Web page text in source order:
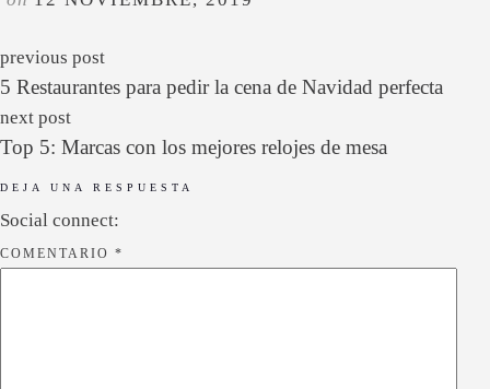
previous post
5 Restaurantes para pedir la cena de Navidad perfecta
next post
Top 5: Marcas con los mejores relojes de mesa
DEJA UNA RESPUESTA
Social connect:
COMENTARIO *